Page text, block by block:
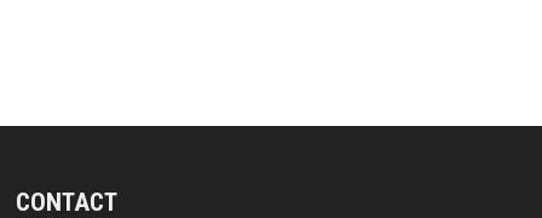
CONTACT